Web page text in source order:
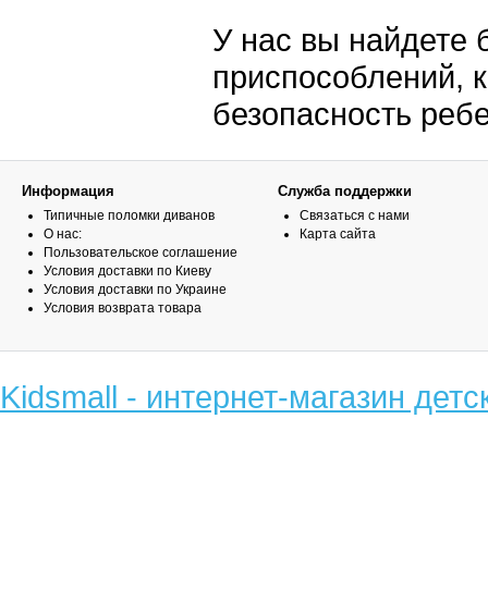
У нас вы найдете
приспособлений,
безопасность
Информация
Типичные поломки диванов
О нас:
Пользовательское соглашение
Условия доставки по Киеву
Условия доставки по Украине
Условия возврата товара
Служба поддержки
Связаться с нами
Карта сайта
Kidsmall - интернет-магазин